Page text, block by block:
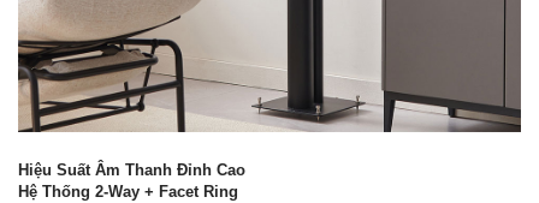
Hiệu Suất Âm Thanh Đỉnh Cao
Hệ Thống 2-Way + Facet Ring